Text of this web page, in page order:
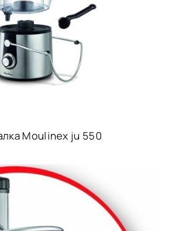
Moulinex ju 550